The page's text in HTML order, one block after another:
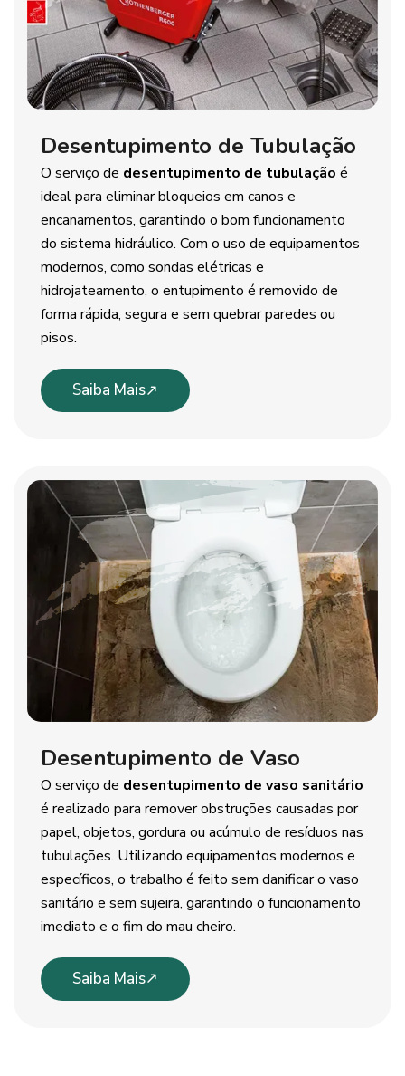
Desentupimento de Tubulação
O serviço de desentupimento de tubulação é
ideal para eliminar bloqueios em canos e
encanamentos, garantindo o bom funcionamento
do sistema hidráulico. Com o uso de equipamentos
modernos, como sondas elétricas e
hidrojateamento, o entupimento é removido de
forma rápida, segura e sem quebrar paredes ou
pisos.
Saiba Mais
Desentupimento de Vaso
O serviço de desentupimento de vaso sanitário
é realizado para remover obstruções causadas por
papel, objetos, gordura ou acúmulo de resíduos nas
tubulações. Utilizando equipamentos modernos e
específicos, o trabalho é feito sem danificar o vaso
sanitário e sem sujeira, garantindo o funcionamento
imediato e o fim do mau cheiro.
Saiba Mais